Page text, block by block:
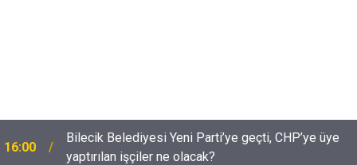
16:00
Bilecik Belediyesi Yeni Parti’ye geçti, CHP’ye üye
yaptırılan işçiler ne olacak?